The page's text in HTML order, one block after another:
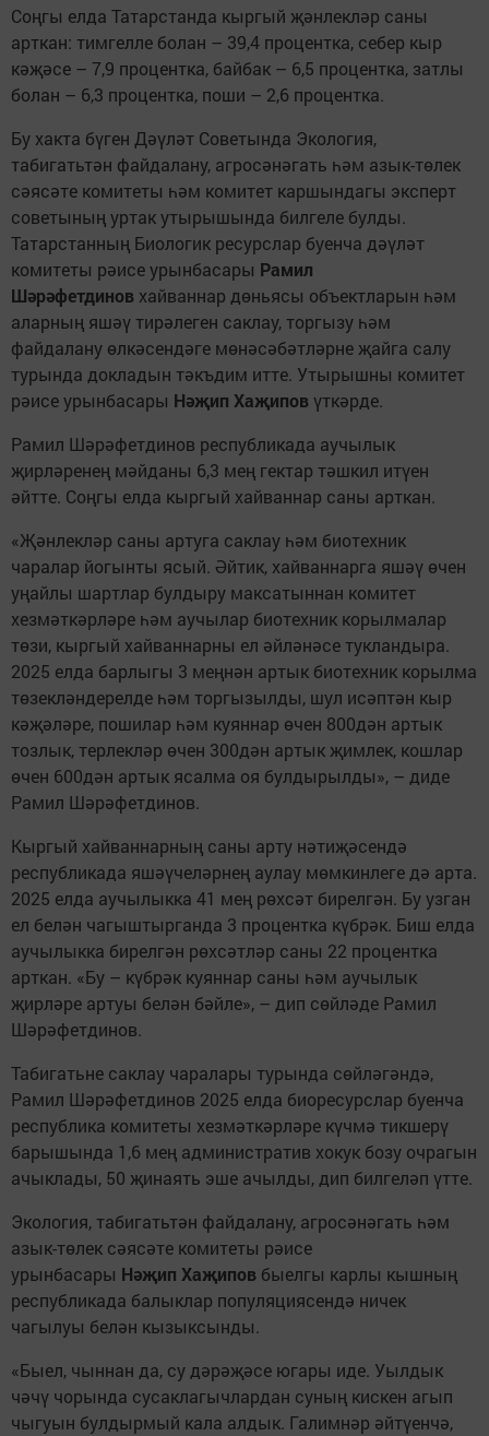
Соңгы елда Татарстанда кыргый җәнлекләр саны
арткан: тимгелле болан – 39,4 процентка, себер кыр
кәҗәсе – 7,9 процентка, байбак – 6,5 процентка, затлы
болан – 6,3 процентка, поши – 2,6 процентка.
Бу хакта бүген Дәүләт Советында Экология,
табигатьтән файдалану, агросәнәгать һәм азык-төлек
сәясәте комитеты һәм комитет каршындагы эксперт
советының уртак утырышында билгеле булды.
Татарстанның Биологик ресурслар буенча дәүләт
комитеты рәисе урынбасары Рамил
Шәрәфетдинов хайваннар дөньясы объектларын һәм
аларның яшәү тирәлеген саклау, торгызу һәм
файдалану өлкәсендәге мөнәсәбәтләрне җайга салу
турында докладын тәкъдим итте. Утырышны комитет
рәисе урынбасары Нәҗип Хаҗиповүткәрде.
Рамил Шәрәфетдинов республикада аучылык
җирләренең мәйданы 6,3 мең гектар тәшкил итүен
әйтте. Соңгы елда кыргый хайваннар саны арткан.
«Җәнлекләр саны артуга саклау һәм биотехник
чаралар йогынты ясый. Әйтик, хайваннарга яшәү өчен
уңайлы шартлар булдыру максатыннан комитет
хезмәткәрләре һәм аучылар биотехник корылмалар
төзи, кыргый хайваннарны ел әйләнәсе тукландыра.
2025 елда барлыгы 3 меңнән артык биотехник корылма
төзекләндерелде һәм торгызылды, шул исәптән кыр
кәҗәләре, пошилар һәм куяннар өчен 800дән артык
тозлык, терлекләр өчен 300дән артык җимлек, кошлар
өчен 600дән артык ясалма оя булдырылды», – диде
Рамил Шәрәфетдинов.
Кыргый хайваннарның саны арту нәтиҗәсендә
республикада яшәүчеләрнең аулау мөмкинлеге дә арта.
2025 елда аучылыкка 41 мең рөхсәт бирелгән. Бу узган
ел белән чагыштырганда 3 процентка күбрәк. Биш елда
аучылыкка бирелгән рөхсәтләр саны 22 процентка
арткан. «Бу – күбрәк куяннар саны һәм аучылык
җирләре артуы белән бәйле», – дип сөйләде Рамил
Шәрәфетдинов.
Табигатьне саклау чаралары турында сөйләгәндә,
Рамил Шәрәфетдинов 2025 елда биоресурслар буенча
республика комитеты хезмәткәрләре күчмә тикшерү
барышында 1,6 мең административ хокук бозу очрагын
ачыклады, 50 җинаять эше ачылды, дип билгеләп үтте.
Экология, табигатьтән файдалану, агросәнәгать һәм
азык-төлек сәясәте комитеты рәисе
урынбасары Нәҗип Хаҗипов быелгы карлы кышның
республикада балыклар популяциясендә ничек
чагылуы белән кызыксынды.
«Быел, чыннан да, су дәрәҗәсе югары иде. Уылдык
чәчү чорында сусаклагычлардан суның кискен агып
чыгуын булдырмый кала алдык. Галимнәр әйтүенчә,